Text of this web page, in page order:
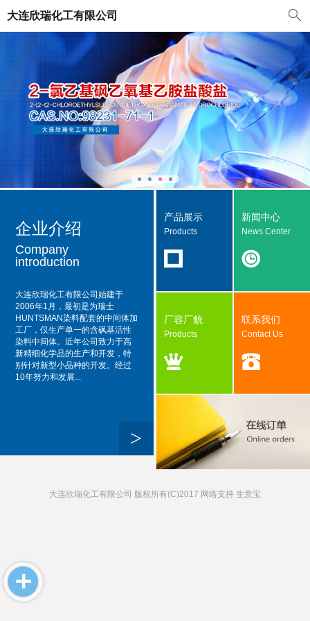
大连欣瑞化工有限公司
>
企业介绍
Company
introduction
大连欣瑞化工有限公司始建于
2006年1月，最初是为瑞士
HUNTSMAN染料配套的中间体加
工厂，仅生产单一的含砜基活性
染料中间体。近年公司致力于高
新精细化学品的生产和开发，特
别针对新型小品种的开发。经过
10年努力和发展...
产品展示
Products
新闻中心
News Center
厂容厂貌
Products
联系我们
Contact Us
大连欣瑞化工有限公司 版权所有(C)2017 网络支持 生意宝